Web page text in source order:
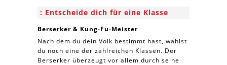
Entscheide dich für eine Klasse
Berserker & Kung-Fu-Meister
Nach dem du dein Volk bestimmt hast, wählst
du noch eine der zahlreichen Klassen. Der
Berserker überzeugt vor allem durch seine